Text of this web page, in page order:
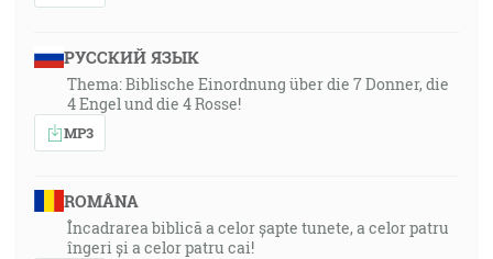
РУССКИЙ ЯЗЫК
Thema: Biblische Einordnung über die 7 Donner, die
4 Engel und die 4 Rosse!
MP3
ROMÂNA
Încadrarea biblică a celor șapte tunete, a celor patru
îngeri și a celor patru cai!